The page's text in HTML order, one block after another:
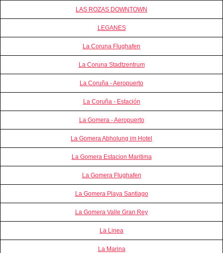
LAS ROZAS DOWNTOWN
LEGANES
La Coruna Flughafen
La Coruna Stadtzentrum
La Coruña - Aeropuerto
La Coruña - Estación
La Gomera - Aeropuerto
La Gomera Abholung im Hotel
La Gomera Estacion Maritima
La Gomera Flughafen
La Gomera Playa Santiago
La Gomera Valle Gran Rey
La Linea
La Marina